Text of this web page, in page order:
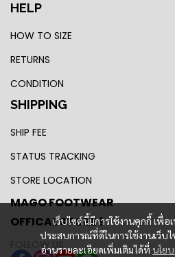
เว็บไซต์นี้มีการใช้งานคุกกี้ เพื่
ประสบการณ์ที่ดีในการใช้งานเว็บ
อ่านรายละเอียดเพิ่มเติมได้ที่ นโย
HELP
HOW TO SIZE
RETURNS
CONDITION
SHIPPING
SHIP FEE
STATUS TRACKING
STORE LOCATION
MAGO FOOTWEAR
OFFICAL STORE !
FOLLOW US